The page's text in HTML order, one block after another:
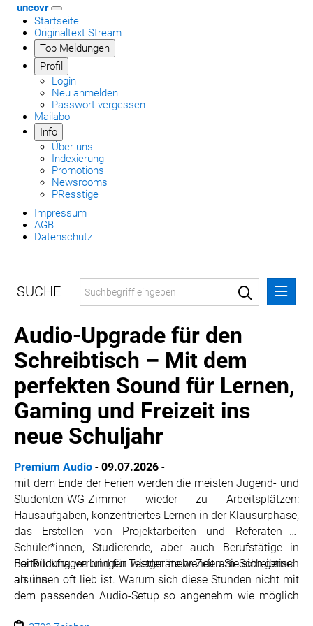
uncovr
Startseite
Originaltext Stream
Top Meldungen
Profil
Login
Neu anmelden
Passwort vergessen
Mailabo
Info
Über uns
Indexierung
Promotions
Newsrooms
PResstige
Impressum
AGB
Datenschutz
MELDUNGEN
SWORDFISH
AMAZON SPORT
AWOL VISION
BESTATTUNG HIMMELBLAU
CARRERA
OPTIMUM NUTRITION
PROF. GEORGE BIRKMAYER NADH
PUSTEFIX
META COMMUNICATION
Audio-Upgrade für den
Schreibtisch – Mit dem
perfekten Sound für Lernen,
Gaming und Freizeit ins
neue Schuljahr
Premium Audio - 09.07.2026 -
mit dem Ende der Ferien werden die meisten Jugend- und
Studenten-WG-Zimmer wieder zu Arbeitsplätzen:
Hausaufgaben, konzentriertes Lernen in der Klausurphase,
das Erstellen von Projektarbeiten und Referaten –
Schüler*innen, Studierende, aber auch Berufstätige in
Fortbildung verbringen wieder mehr Zeit am Schreibtisch
als ihnen oft lieb ist. Warum sich diese Stunden nicht mit
dem passenden Audio-Setup so angenehm wie möglich
Bei Rückfragen und für Testgeräte wenden Sie sich gerne
an uns.